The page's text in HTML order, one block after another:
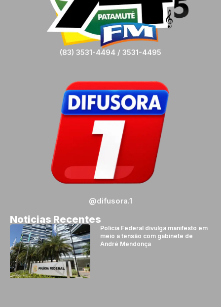
(83) 3531-4494 / 3531-4495
@difusora.1
Noticias Recentes
Polícia Federal divulga manifesto em
meio a tensão com gabinete de
André Mendonça